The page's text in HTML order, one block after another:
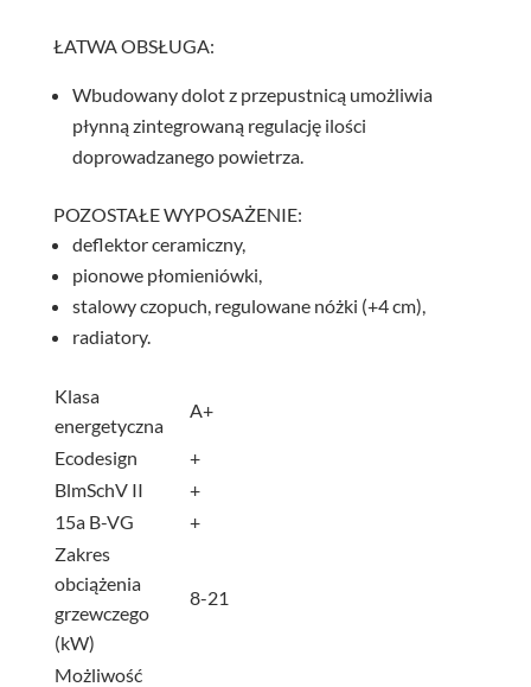
ŁATWA OBSŁUGA:
Wbudowany dolot z przepustnicą umożliwia
płynną zintegrowaną regulację ilości
doprowadzanego powietrza.
POZOSTAŁE WYPOSAŻENIE:
deflektor ceramiczny,
pionowe płomieniówki,
stalowy czopuch, regulowane nóżki (+4 cm),
radiatory.
Klasa
energetyczna
A+
Ecodesign
+
BlmSchV II
+
15a B-VG
+
Zakres
obciążenia
grzewczego
(kW)
8-21
Możliwość